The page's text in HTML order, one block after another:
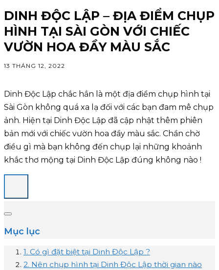
DINH ĐỘC LẬP – ĐỊA ĐIỂM CHỤP
HÌNH TẠI SÀI GÒN VỚI CHIẾC
VƯỜN HOA ĐẦY MÀU SẮC
13 THÁNG 12, 2022
Dinh Độc Lập chắc hẳn là một địa điểm chụp hình tại
Sài Gòn không quá xa lạ đối với các bạn đam mê chụp
ảnh. Hiện tại Dinh Độc Lập đã cập nhật thêm phiên
bản mới với chiếc vườn hoa đầy màu sắc. Chần chờ
điều gì mà bạn không đến chụp lại những khoảnh
khắc thơ mộng tại Dinh Độc Lập đúng không nào !
Mục lục
1. Có gì đặt biệt tại Dinh Độc Lập ?
2. Nên chụp hình tại Dinh Độc Lập thời gian nào